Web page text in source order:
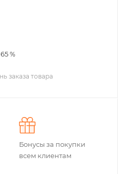
%
заказа товара
Бонусы за покупки
всем клиентам